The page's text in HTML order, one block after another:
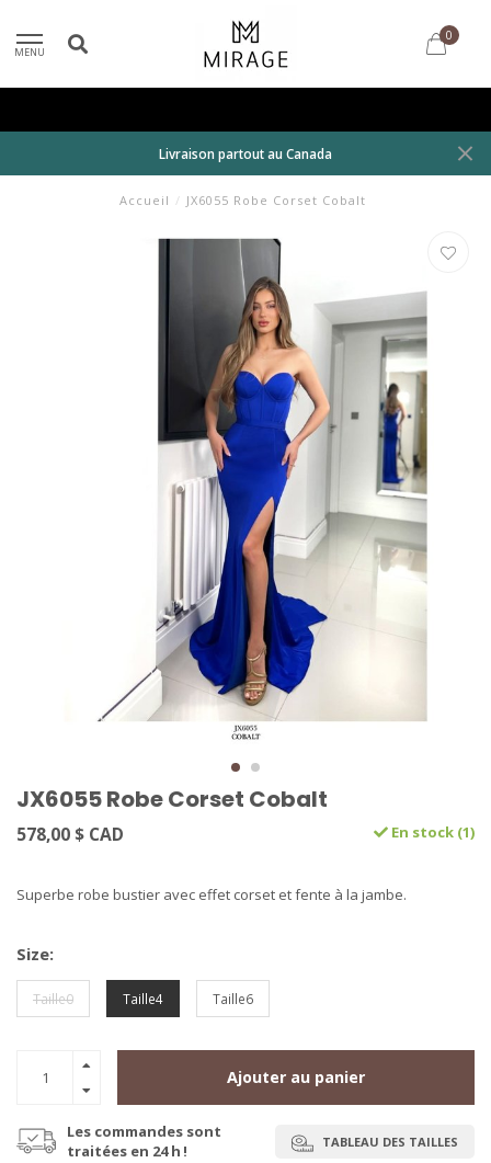
MENU
0
Livraison partout au Canada
Accueil / JX6055 Robe Corset Cobalt
JX6055 Robe Corset Cobalt
578,00 $ CAD En stock (1)
Superbe robe bustier avec effet corset et fente à la jambe.
Size:
Taille0 Taille4 Taille6
Ajouter au panier
Les commandes sont
traitées en 24 h !
TABLEAU DES TAILLES